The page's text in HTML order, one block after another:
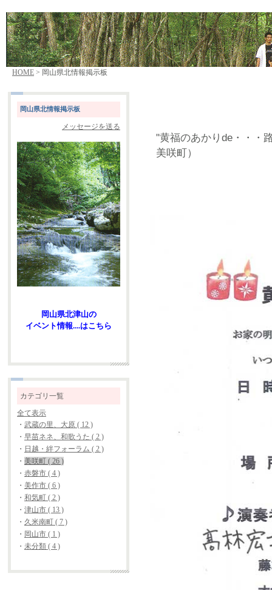
HOME > 岡山県北情報掲示板
岡山県北情報掲示板
メッセージを送る
岡山県北津山の
イベント情報....はこちら
カテゴリ一覧
全て表示
・ 武蔵の里、大原 ( 12 )
・ 早苗ネネ、和歌うた ( 2 )
・ 日越・絆フォーラム ( 2 )
・ 美咲町 ( 26 )
・ 赤磐市 ( 4 )
・ 美作市 ( 6 )
・ 和気町 ( 2 )
・ 津山市 ( 13 )
・ 久米南町 ( 7 )
・ 岡山市 ( 1 )
・ 未分類 ( 4 )
"黄福のあかりde・・・
美咲町）